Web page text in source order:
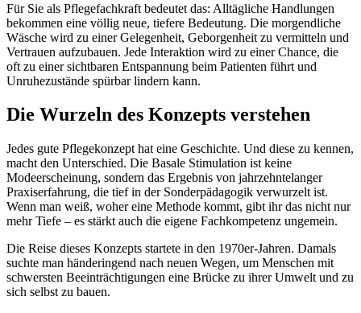
Für Sie als Pflegefachkraft bedeutet das: Alltägliche Handlungen
bekommen eine völlig neue, tiefere Bedeutung. Die morgendliche
Wäsche wird zu einer Gelegenheit, Geborgenheit zu vermitteln und
Vertrauen aufzubauen. Jede Interaktion wird zu einer Chance, die
oft zu einer sichtbaren Entspannung beim Patienten führt und
Unruhezustände spürbar lindern kann.
Die Wurzeln des Konzepts verstehen
Jedes gute Pflegekonzept hat eine Geschichte. Und diese zu kennen,
macht den Unterschied. Die Basale Stimulation ist keine
Modeerscheinung, sondern das Ergebnis von jahrzehntelanger
Praxiserfahrung, die tief in der Sonderpädagogik verwurzelt ist.
Wenn man weiß, woher eine Methode kommt, gibt ihr das nicht nur
mehr Tiefe – es stärkt auch die eigene Fachkompetenz ungemein.
Die Reise dieses Konzepts startete in den 1970er-Jahren. Damals
suchte man händeringend nach neuen Wegen, um Menschen mit
schwersten Beeinträchtigungen eine Brücke zu ihrer Umwelt und zu
sich selbst zu bauen.